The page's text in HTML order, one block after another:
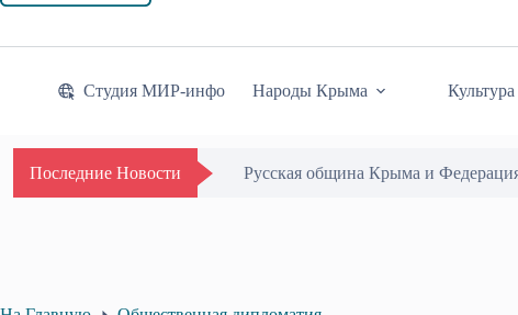
Студия МИР-инфо Народы Крыма Культура
Последние Новости Русская община Крыма и